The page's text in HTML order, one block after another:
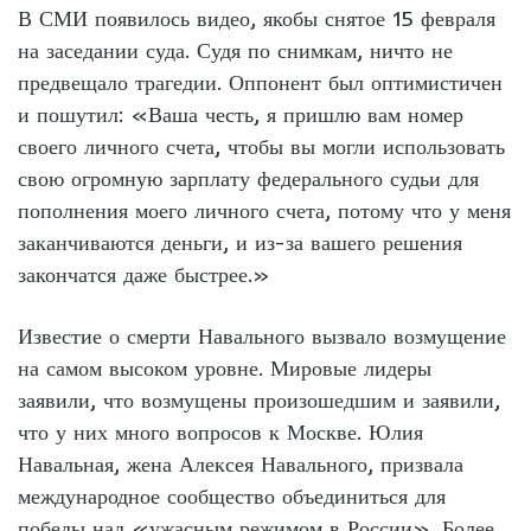
В СМИ появилось видео, якобы снятое 15 февраля
на заседании суда. Судя по снимкам, ничто не
предвещало трагедии. Оппонент был оптимистичен
и пошутил: «Ваша честь, я пришлю вам номер
своего личного счета, чтобы вы могли использовать
свою огромную зарплату федерального судьи для
пополнения моего личного счета, потому что у меня
заканчиваются деньги, и из-за вашего решения
закончатся даже быстрее.»
Известие о смерти Навального вызвало возмущение
на самом высоком уровне. Мировые лидеры
заявили, что возмущены произошедшим и заявили,
что у них много вопросов к Москве. Юлия
Навальная, жена Алексея Навального, призвала
международное сообщество объединиться для